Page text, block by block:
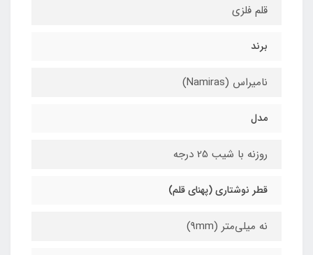
قلم فلزی
برند
نامیراس (Namiras)
مدل
روزنه با شیب 25 درجه
قطر نوشتاری (پهنای قلم)
نه میلی‌متر (9mm)